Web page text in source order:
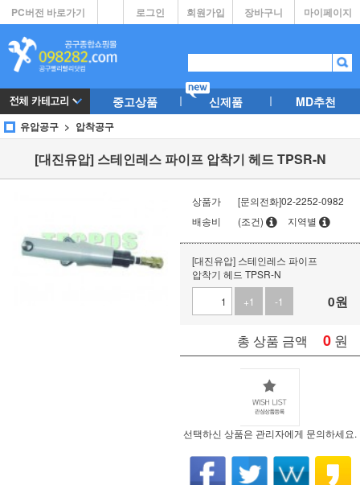
PC버전 바로가기 마이페이지
장바구니
회원가입
로그인
중고상품 신제품 MD추천
유압공구 압착공구
[대진유압] 스테인레스 파이프 압착기 헤드 TPSR-N
상품가
[문의전화]02-2252-0982
배송비
(조건) 지역별
[대진유압] 스테인레스 파이프
압착기 헤드 TPSR-N
+1
-1 0원
총 상품 금액 0 원
선택하신 상품은 관리자에게 문의하세요.